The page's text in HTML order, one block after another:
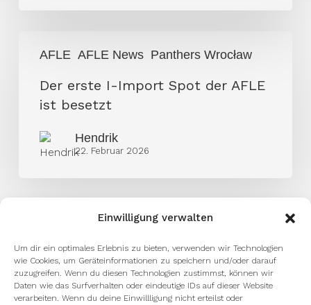
Einwilligung verwalten
Um dir ein optimales Erlebnis zu bieten, verwenden wir Technologien
wie Cookies, um Geräteinformationen zu speichern und/oder darauf
zuzugreifen. Wenn du diesen Technologien zustimmst, können wir
Daten wie das Surfverhalten oder eindeutige IDs auf dieser Website
verarbeiten. Wenn du deine Einwillligung nicht erteilst oder
AFLE AFLE News Panthers Wrocław
erste
Import
besetzt
Der erste I-Import Spot der AFLE
ist besetzt
Hendrik
22. Februar 2026